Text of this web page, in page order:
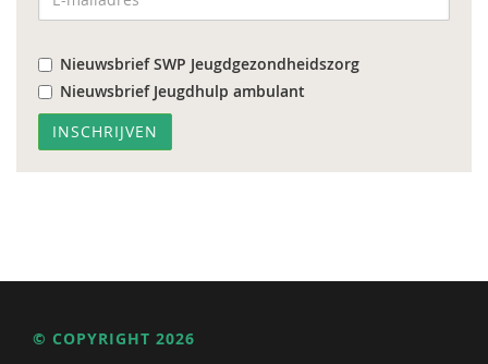
Nieuwsbrief SWP Jeugdgezondheidszorg
Nieuwsbrief Jeugdhulp ambulant
© COPYRIGHT 2026